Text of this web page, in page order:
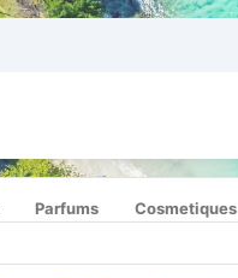
Parfums Cosmetiques